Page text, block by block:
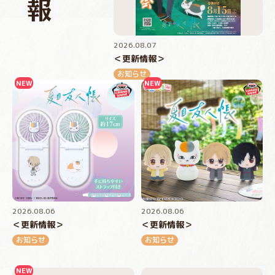
2026.08.07
＜更新情報＞
お知らせ
2026.08.06
＜更新情報＞
お知らせ
2026.08.06
＜更新情報＞
お知らせ